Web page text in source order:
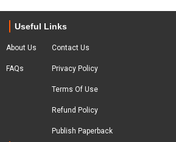
Useful Links
About Us
FAQs
Contact Us
Privacy Policy
Terms Of Use
Refund Policy
Publish Paperback